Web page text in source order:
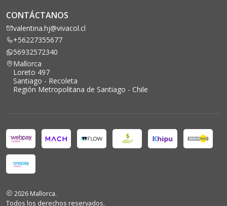
CONTÁCTANOS
valentina.hj@vivacol.cl
+56227355677
56932572340
Mallorca
Loreto 497
Santiago - Recoleta
Región Metropolitana de Santiago - Chile
2026 Mallorca.
Todos los derechos reservados.